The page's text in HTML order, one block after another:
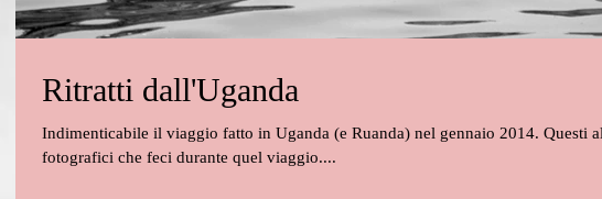
Ritratti dall'Uganda
Indimenticabile il viaggio fatto in Uganda (e Ruanda) nel gennaio 2014. Questi
fotografici che feci durante quel viaggio....